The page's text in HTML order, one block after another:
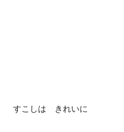
すこしは きれいに